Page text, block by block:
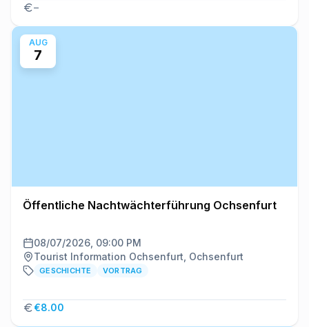
–
AUG
7
Öffentliche Nachtwächterführung Ochsenfurt
08/07/2026, 09:00 PM
Tourist Information Ochsenfurt, Ochsenfurt
GESCHICHTE VORTRAG
€8.00